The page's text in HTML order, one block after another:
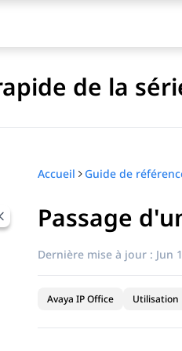
de la
par titre
Accueil
Passage
Dernière mise à jour : Jun
Avaya IP Office Utilisation